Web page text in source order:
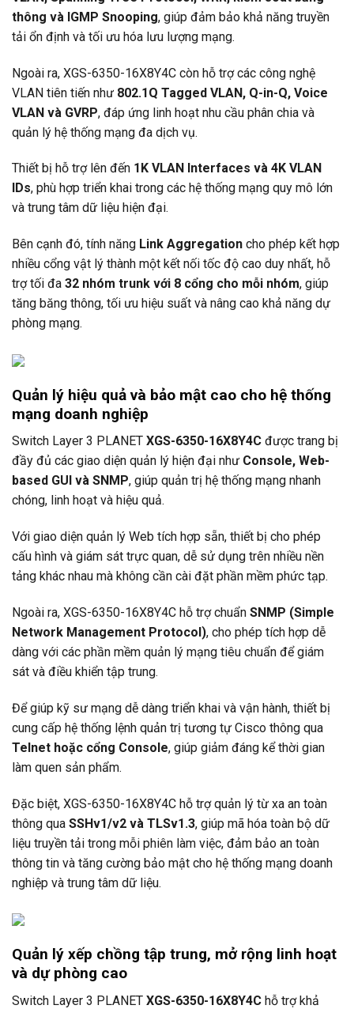
thông và IGMP Snooping, giúp đảm bảo khả năng truyền
tải ổn định và tối ưu hóa lưu lượng mạng.
Ngoài ra, XGS-6350-16X8Y4C còn hỗ trợ các công nghệ
VLAN tiên tiến như 802.1Q Tagged VLAN, Q-in-Q, Voice
VLAN và GVRP, đáp ứng linh hoạt nhu cầu phân chia và
quản lý hệ thống mạng đa dịch vụ.
Thiết bị hỗ trợ lên đến 1K VLAN Interfaces và 4K VLAN
IDs, phù hợp triển khai trong các hệ thống mạng quy mô lớn
và trung tâm dữ liệu hiện đại.
Bên cạnh đó, tính năng Link Aggregation cho phép kết hợp
nhiều cổng vật lý thành một kết nối tốc độ cao duy nhất, hỗ
trợ tối đa 32 nhóm trunk với 8 cổng cho mỗi nhóm, giúp
tăng băng thông, tối ưu hiệu suất và nâng cao khả năng dự
phòng mạng.
Quản lý hiệu quả và bảo mật cao cho hệ thống
mạng doanh nghiệp
Switch Layer 3 PLANET XGS-6350-16X8Y4C được trang bị
đầy đủ các giao diện quản lý hiện đại như Console, Web-
based GUI và SNMP, giúp quản trị hệ thống mạng nhanh
chóng, linh hoạt và hiệu quả.
Với giao diện quản lý Web tích hợp sẵn, thiết bị cho phép
cấu hình và giám sát trực quan, dễ sử dụng trên nhiều nền
tảng khác nhau mà không cần cài đặt phần mềm phức tạp.
Ngoài ra, XGS-6350-16X8Y4C hỗ trợ chuẩn SNMP (Simple
Network Management Protocol), cho phép tích hợp dễ
dàng với các phần mềm quản lý mạng tiêu chuẩn để giám
sát và điều khiển tập trung.
Để giúp kỹ sư mạng dễ dàng triển khai và vận hành, thiết bị
cung cấp hệ thống lệnh quản trị tương tự Cisco thông qua
Telnet hoặc cổng Console, giúp giảm đáng kể thời gian
làm quen sản phẩm.
Đặc biệt, XGS-6350-16X8Y4C hỗ trợ quản lý từ xa an toàn
thông qua SSHv1/v2 và TLSv1.3, giúp mã hóa toàn bộ dữ
liệu truyền tải trong mỗi phiên làm việc, đảm bảo an toàn
thông tin và tăng cường bảo mật cho hệ thống mạng doanh
nghiệp và trung tâm dữ liệu.
Quản lý xếp chồng tập trung, mở rộng linh hoạt
và dự phòng cao
Switch Layer 3 PLANET XGS-6350-16X8Y4C hỗ trợ khả